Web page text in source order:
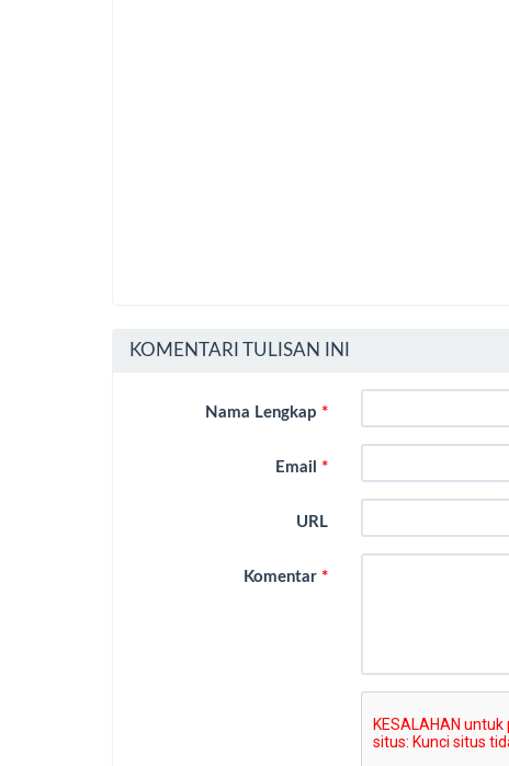
KOMENTARI TULISAN INI
Nama Lengkap *
Email *
URL
Komentar *